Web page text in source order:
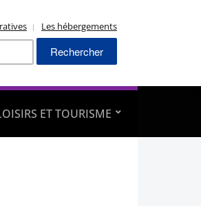
Les hébergements
Rechercher :
ET TOURISME